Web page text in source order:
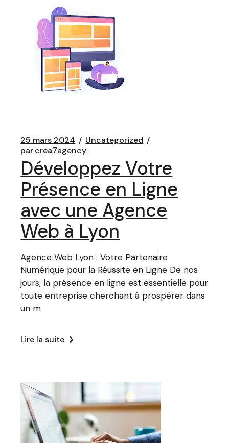
25 mars 2024
Uncategorized
parcrea7agency
Développez Votre
Présence en Ligne
avec une Agence
Web à Lyon
Agence Web Lyon : Votre Partenaire
Numérique pour la Réussite en Ligne De nos
jours, la présence en ligne est essentielle pour
toute entreprise cherchant à prospérer dans
un m
Lire la suite